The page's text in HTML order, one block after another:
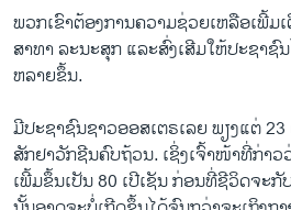
ພວກເຂົາຕ້ອງການຄວາມຊ່ວຍເຫລືອເພີ້ມ
ສາທາ ລະນະສຸກ ແລະສົ່ງເສີມໃຫ້ປະຊາ
ຫລາຍຂຶ້ນ.
ມີປະຊາຊົນຊາວອອສເຕຣເລຍ ພຽງແຕ່
ສັກຢາວັກຊີນຄົບຖ້ວນ. ເຊິ່ງເຈົ້າໜ້າທີ່ກ່າວ
ເພີ້ມຂຶ້ນເປັນ 80 ເປີເຊັນ ກ່ອນທີ່ຊີວິດຈະ